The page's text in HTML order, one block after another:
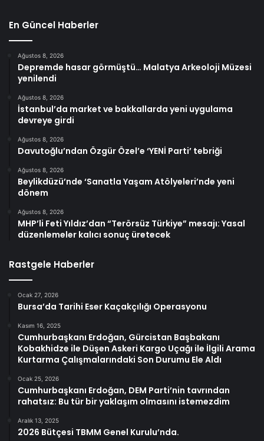
En Güncel Haberler
Ağustos 8, 2026
Depremde hasar görmüştü… Malatya Arkeoloji Müzesi
yenilendi
Ağustos 8, 2026
İstanbul’da market ve bakkallarda yeni uygulama
devreye girdi
Ağustos 8, 2026
Davutoğlu’ndan Özgür Özel’e ‘YENİ Parti’ tebriği
Ağustos 8, 2026
Beylikdüzü’nde ‘Sanatla Yaşam Atölyeleri’nde yeni
dönem
Ağustos 8, 2026
MHP’li Feti Yıldız’dan “Terörsüz Türkiye” mesajı: Yasal
düzenlemeler kalıcı sonuç üretecek
Rastgele Haberler
Ocak 27, 2026
Bursa’da Tarihi Eser Kaçakçılığı Operasyonu
Kasım 16, 2025
Cumhurbaşkanı Erdoğan, Gürcistan Başbakanı
Kobakhidze ile Düşen Askeri Kargo Uçağı ile İlgili Arama
Kurtarma Çalışmalarındaki Son Durumu Ele Aldı
Ocak 25, 2026
Cumhurbaşkanı Erdoğan, DEM Parti’nin tavrından
rahatsız: Bu tür bir yaklaşım olmasını istemezdim
Aralık 13, 2025
2026 Bütçesi TBMM Genel Kurulu’nda.